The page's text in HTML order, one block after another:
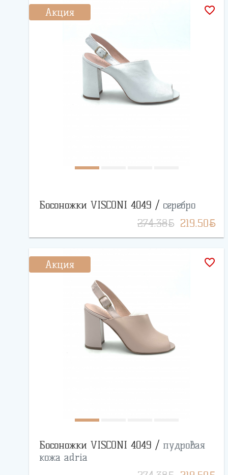
Акция favorite_border
Босоножки VISCONI 4049 / серебро
274.38BYN 219.50BYN
Акция favorite_border
Босоножки VISCONI 4049 / пудровая
кожа adria